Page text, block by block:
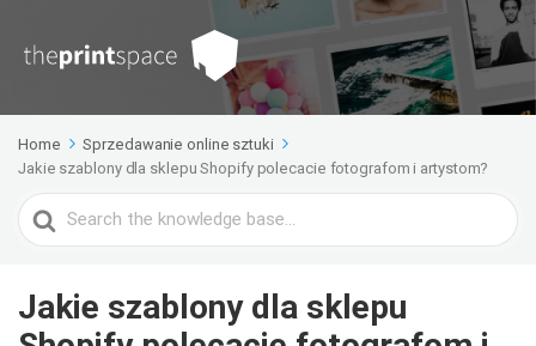
Home
Sprzedawanie online sztuki
Jakie szablony dla sklepu Shopify polecacie fotografom i artystom?
Search
For
Jakie szablony dla sklepu